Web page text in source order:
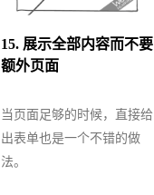
15. 展示全部内容而不要
额外页面
当页面足够的时候，直接给
出表单也是一个不错的做
法。